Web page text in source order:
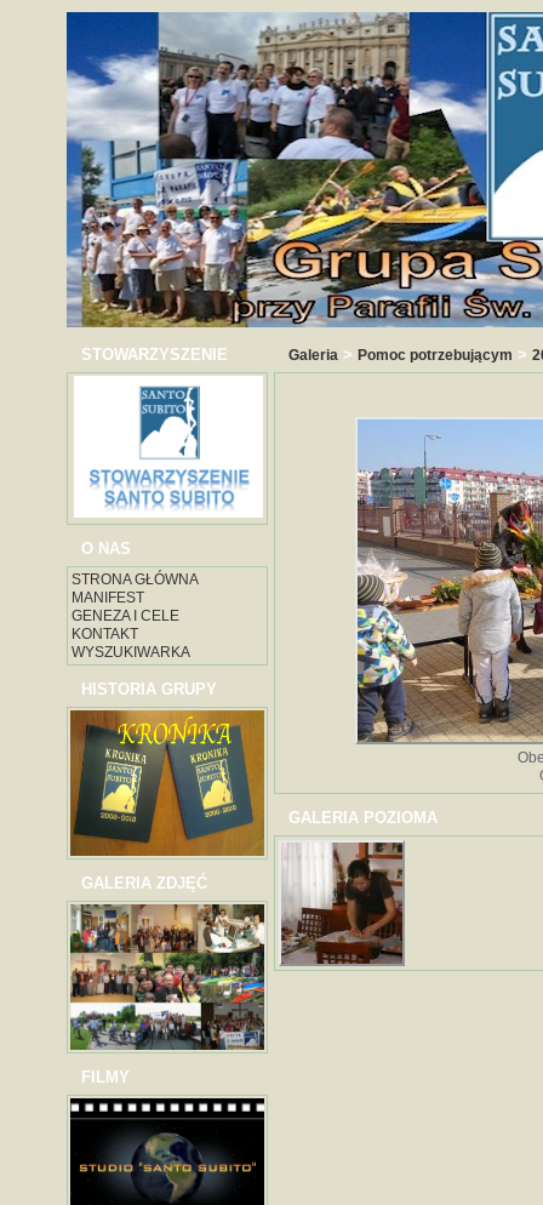
STOWARZYSZENIE
O NAS
STRONA GŁÓWNA
MANIFEST
GENEZA I CELE
KONTAKT
WYSZUKIWARKA
HISTORIA GRUPY
GALERIA ZDJĘĆ
FILMY
Galeria > Pomoc potrzebującym >
GALERIA POZIOMA